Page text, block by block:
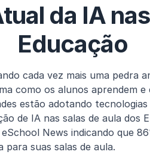
da IA
Educação
cada vez mais uma pedra
como os alunos aprendem e
estão adotando
de IA nas salas de aula dos
News indicando que
suas salas de aula.